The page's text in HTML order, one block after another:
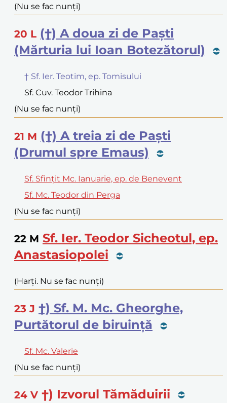
(Nu se fac nunți)
20 L (†) A doua zi de Paști
(Mărturia lui Ioan Botezătorul)
† Sf. Ier. Teotim, ep. Tomisului
Sf. Cuv. Teodor Trihina
(Nu se fac nunți)
21 M (†) A treia zi de Paști
(Drumul spre Emaus)
Sf. Sfințit Mc. Ianuarie, ep. de Benevent
Sf. Mc. Teodor din Perga
(Nu se fac nunți)
22 M Sf. Ier. Teodor Sicheotul, ep.
Anastasiopolei
(Harți. Nu se fac nunți)
23 J †) Sf. M. Mc. Gheorghe,
Purtătorul de biruință
Sf. Mc. Valerie
(Nu se fac nunți)
24 V †) Izvorul Tămăduirii